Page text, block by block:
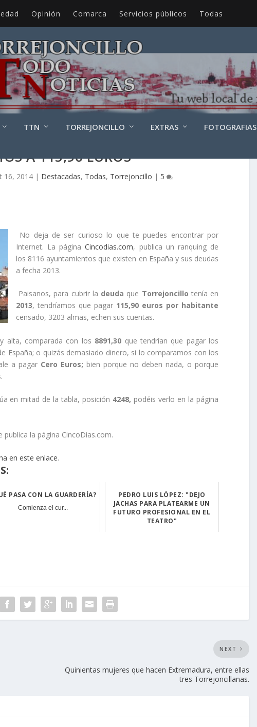
Opinión Comarca Servicios públicos Todas
TTN TORREJONCILLO EXTRAS FOTOGRAFIAS
A 115,90 EUROS
16, 2014 | Destacadas, Todas, Torrejoncillo | 5
No deja de ser curioso lo que te puedes encontrar por
Internet. La páginaCincodias.com, publica un ranquing de
los 8116 ayuntamientos que existen en España y sus deudas
a fecha 2013.
Paisanos, para cubrir la deuda que Torrejoncillo tenía en
2013, tendríamos que pagar 115,90 euros por habitante
censado, 3203 almas, echen sus cuentas.
alta, comparada con los 8891,30 que tendrían que pagar los
España; o quizás demasiado dinero, si lo comparamos con los
a pagar Cero Euros; bien porque no deben nada, o porque
en mitad de la tabla, posición 4248, podéis verlo en la página
la página CincoDias.com.
en este enlace.
PASA CON LA GUARDERÍA?
Comienza el cur...
PEDRO LUIS LÓPEZ: "DEJO
JACHAS PARA PLATEARME UN
FUTURO PROFESIONAL EN EL
TEATRO"
NEXT
Quinientas mujeres que hacen Extremadura, entre ellas
tres Torrejoncillanas.